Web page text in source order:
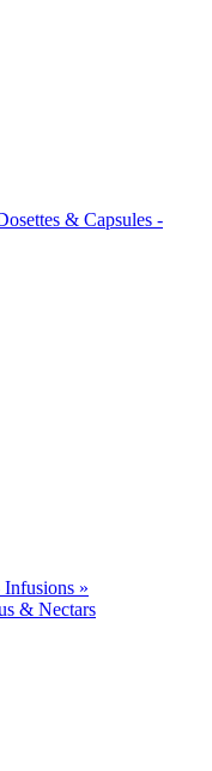
& Capsules -
Infusions »
& Nectars